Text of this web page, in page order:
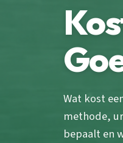
Wat kost
methode,
bepaalt en